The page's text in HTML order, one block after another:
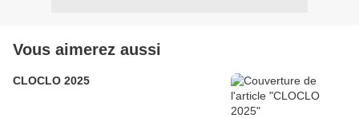
Vous aimerez aussi
CLOCLO 2025